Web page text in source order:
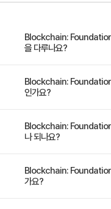
Blockchain:
을 다루나요?
비트코인과 이더리움의 개괄
과 특성에 대해 이해함 블록
Blockchain:
인가요?
블록체인에 대한 기본기를
인 분 블록체인 분야 기획자
Blockchain:
나 되나요?
1일 과정입니다. 상세 일정
Blockchain:
가요?